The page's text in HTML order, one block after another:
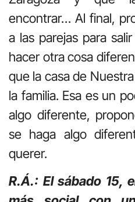
encontrar… Al final,
a las parejas para
hacer otra cosa
que la casa de
la familia. Esa es un
algo diferente,
se haga algo
querer.
R.Á.: El sábado 15,